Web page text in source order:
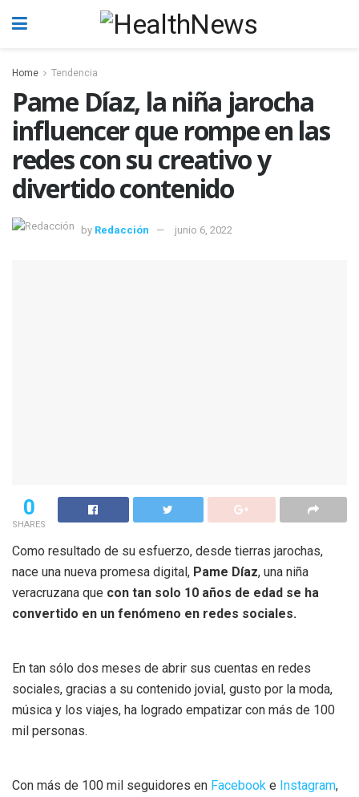
Home Tendencia
Pame Díaz, la niña jarocha
influencer que rompe en las
redes con su creativo y
divertido contenido
by Redacción junio 6, 2022
0
SHARES
Como resultado de su esfuerzo, desde tierras jarochas,
nace una nueva promesa digital, Pame Díaz, una niña
veracruzana que con tan solo 10 años de edad se ha
convertido en un fenómeno en redes sociales.
En tan sólo dos meses de abrir sus cuentas en redes
sociales, gracias a su contenido jovial, gusto por la moda,
música y los viajes, ha logrado empatizar con más de 100
mil personas.
Con más de 100 mil seguidores en Facebook e Instagram,